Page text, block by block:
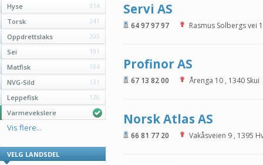
Hyse 314
Torsk 241
Oppdrettslaks 205
Sei 191
Matfisk 184
NVG-Sild 131
Leppefisk 126
Varmevekslere
Vis flere...
VELG LANDSDEL
Servi AS
64 97 97 97 Rasmus Solbergs vei 1
Profinor AS
67 13 82 00 Årenga 10 , 1340 Skui
Norsk Atlas AS
66 81 77 20 Vakåsveien 9 , 1395